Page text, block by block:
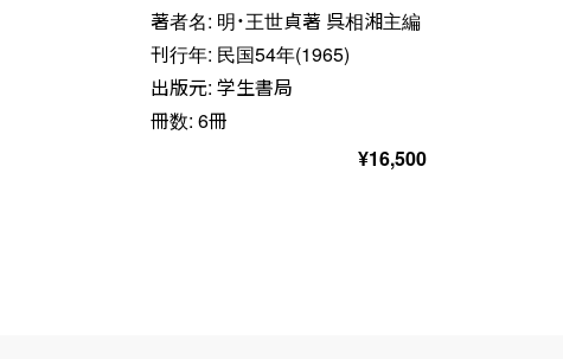
著者名: 明・王世貞著 呉相湘主編
刊行年: 民国54年(1965)
出版元: 学生書局
冊数: 6冊
¥16,500